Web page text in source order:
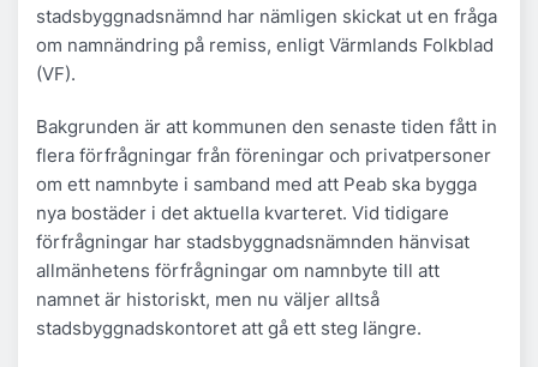
stadsbyggnadsnämnd har nämligen skickat ut en fråga
om namnändring på remiss, enligt Värmlands Folkblad
(VF).
Bakgrunden är att kommunen den senaste tiden fått in
flera förfrågningar från föreningar och privatpersoner
om ett namnbyte i samband med att Peab ska bygga
nya bostäder i det aktuella kvarteret. Vid tidigare
förfrågningar har stadsbyggnadsnämnden hänvisat
allmänhetens förfrågningar om namnbyte till att
namnet är historiskt, men nu väljer alltså
stadsbyggnadskontoret att gå ett steg längre.